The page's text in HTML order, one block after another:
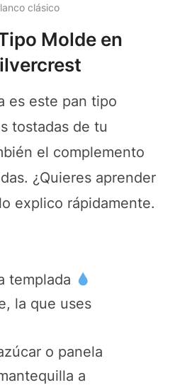
clásico
Molde en
es este pan tipo
tostadas de tu
el complemento
¿Quieres aprender
explico rápidamente.
templada
la que uses
o panela
a